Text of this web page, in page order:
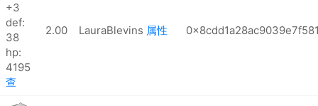
+3
def:
38
hp:
4195
查
2.00 LauraBlevins 属性